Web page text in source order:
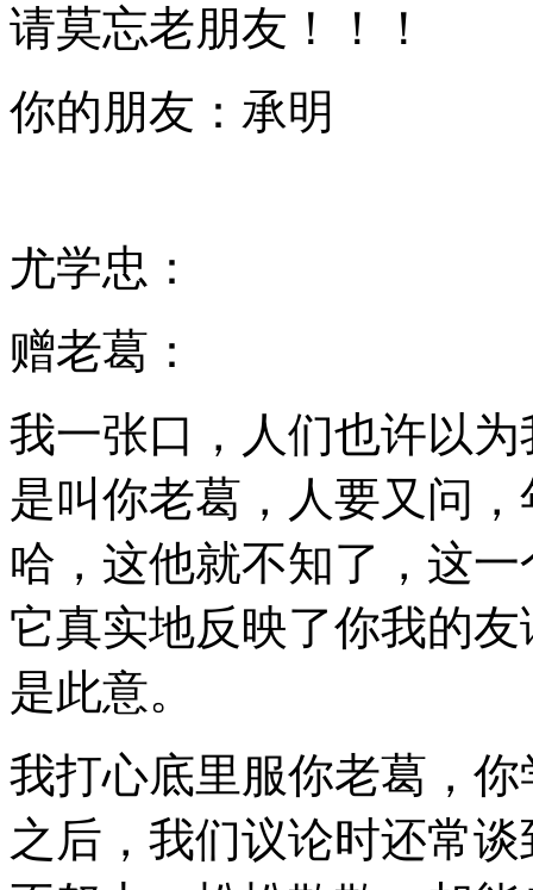
请莫忘老朋友！！！
你的朋友：承明
尤学忠：
赠老葛：
我一张口，人们也许以
是叫你老葛，人要又问
哈，这他就不知了，这一
它真实地反映了你我的
是此意。
我打心底里服你老葛，
之后，我们议论时还常